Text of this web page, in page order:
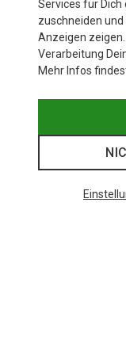
Services für Dich
zuschneiden
Anzeigen
Verarbeitung
Mehr Infos